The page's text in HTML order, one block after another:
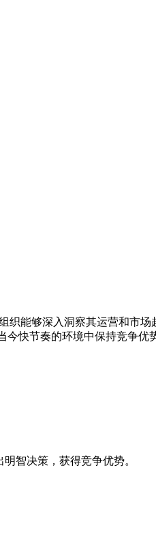
织能够深入洞察其运营和市
快节奏的环境中保持竞争优
智决策，获得竞争优势。